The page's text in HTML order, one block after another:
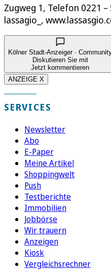
Zugweg 1, Telefon 0221
lassagio_,
Kölner Stadt-Anzeiger ·
Diskutieren Sie mit
Jetzt kommentieren
ANZEIGE X
SERVICES
Newsletter
Abo
E-Paper
Meine Artikel
Shoppingwelt
Push
Testberichte
Immobilien
Jobbörse
Wir trauern
Anzeigen
Kiosk
Vergleichsrechner